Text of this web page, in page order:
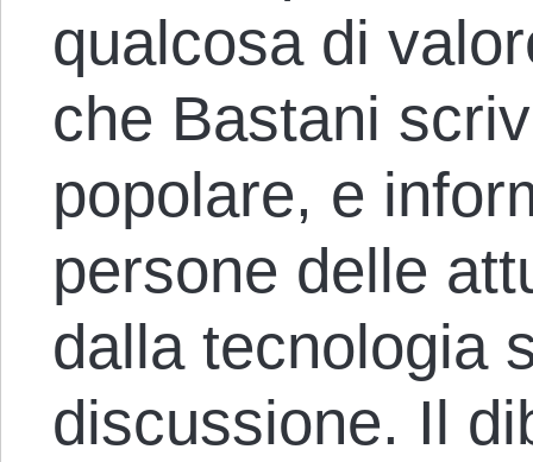
qualcosa di
che Bastani
popolare, e
persone delle
dalla tecnologia
discussione. Il